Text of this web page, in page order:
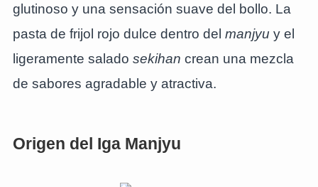
glutinoso y una sensación suave del bollo. La
pasta de frijol rojo dulce dentro del manjyu y el
ligeramente salado sekihan crean una mezcla
de sabores agradable y atractiva.
Origen del Iga Manjyu